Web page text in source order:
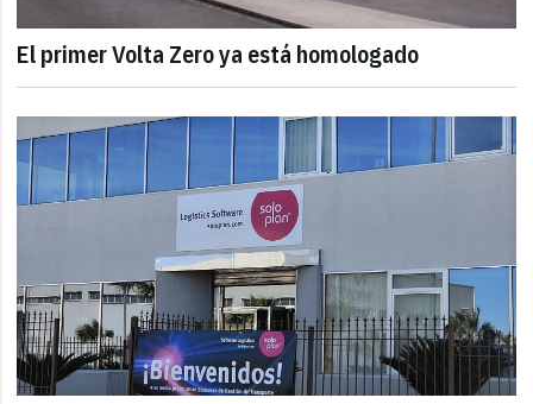
El primer Volta Zero ya está homologado